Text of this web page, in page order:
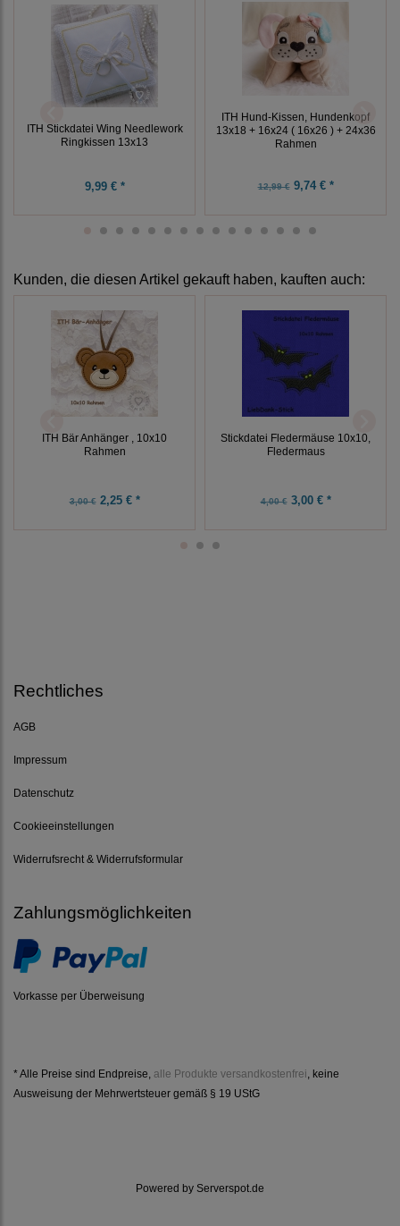
ITH Stickdatei Wing Needlework
Ringkissen 13x13
9,99 € *
ITH Hund-Kissen, Hundenkopf
13x18 + 16x24 ( 16x26 ) + 24x36
Rahmen
12,99 €9,74 € *
Kunden, die diesen Artikel gekauft haben, kauften auch:
ITH Bär Anhänger , 10x10
Rahmen
3,00 €2,25 € *
Stickdatei Fledermäuse 10x10,
Fledermaus
4,00 €3,00 € *
Rechtliches
AGB
Impressum
Datenschutz
Cookieeinstellungen
Widerrufsrecht & Widerrufsformular
Zahlungsmöglichkeiten
Vorkasse per Überweisung
* Alle Preise sind Endpreise, alle Produkte versandkostenfrei , keine
Ausweisung der Mehrwertsteuer gemäß § 19 UStG
Powered by Serverspot.de